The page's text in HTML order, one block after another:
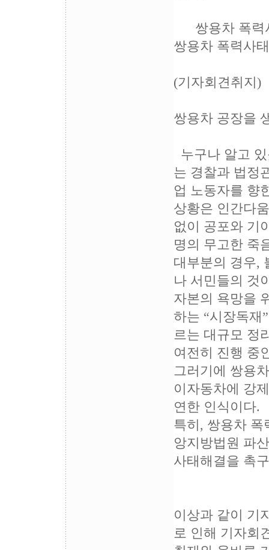
쌍용차 폭력
쌍용차 폭력사
(기자회견취지)
쌍용차 공장을
누구나 알고
는 경찰과 법정
업 노동자를 향
상황은 인간다
없이 공포와 기
명의 무고한 죽
대부분의 경우,
나 서민들의 것
자본의 욕망을
하는 “시장독재
르는 대규모 정
여전히 진행 중
그러기에 쌍용
이자동차에 강
연한 인식이다.
특히, 쌍용차 폭
앙지방법원 파
사태해결을 촉
이상과 같이 기
로 인해 기자회